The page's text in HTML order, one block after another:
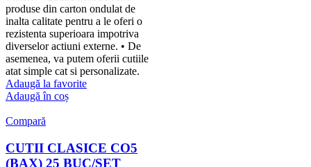
produse din carton ondulat de
inalta calitate pentru a le oferi o
rezistenta superioara impotriva
diverselor actiuni externe. • De
asemenea, va putem oferii cutiile
atat simple cat si personalizate.
Adaugă la favorite
Adaugă în coș
Compară
CUTII CLASICE CO5
(BAX) 25 BUC/SET